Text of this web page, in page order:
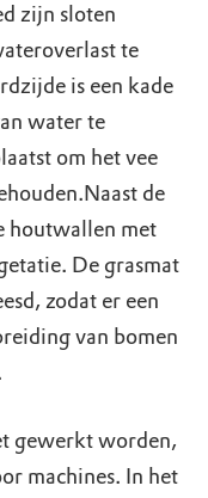
zijn sloten
te
is een kade
water te
om het vee
de
houtwallen met
De grasmat
zodat er een
van bomen
gewerkt worden,
machines. In het